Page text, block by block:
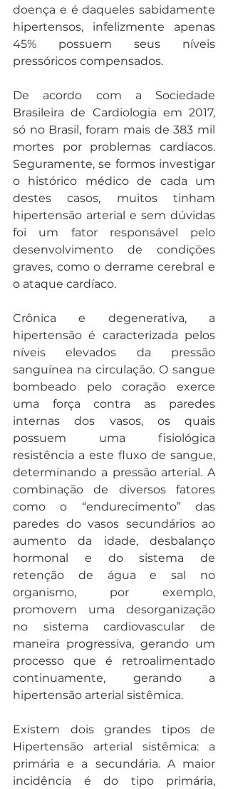
doença e é daqueles sabidamente
hipertensos, infelizmente apenas
45% possuem seus níveis
pressóricos compensados.
De acordo com a Sociedade
Brasileira de Cardiologia em 2017,
só no Brasil, foram mais de 383 mil
mortes por problemas cardíacos.
Seguramente, se formos investigar
o histórico médico de cada um
destes casos, muitos tinham
hipertensão arterial e sem dúvidas
foi um fator responsável pelo
desenvolvimento de condições
graves, como o derrame cerebral e
o ataque cardíaco.
Crônica e degenerativa, a
hipertensão é caracterizada pelos
níveis elevados da pressão
sanguínea na circulação. O sangue
bombeado pelo coração exerce
uma força contra as paredes
internas dos vasos, os quais
possuem uma fisiológica
resistência a este fluxo de sangue,
determinando a pressão arterial. A
combinação de diversos fatores
como o “endurecimento” das
paredes do vasos secundários ao
aumento da idade, desbalanço
hormonal e do sistema de
retenção de água e sal no
organismo, por exemplo,
promovem uma desorganização
no sistema cardiovascular de
maneira progressiva, gerando um
processo que é retroalimentado
continuamente, gerando a
hipertensão arterial sistêmica.
Existem dois grandes tipos de
Hipertensão arterial sistêmica: a
primária e a secundária. A maior
incidência é do tipo primária,